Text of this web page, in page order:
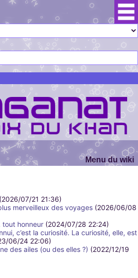
Menu du wiki
(2026/07/21 21:36)
merveilleux des voyages (2026/06/08
tout honneur (2024/07/28 22:24)
c’est la curiosité. La curiosité, elle, est
06/24 22:06)
des ailes (ou des elles ?) (2022/12/19